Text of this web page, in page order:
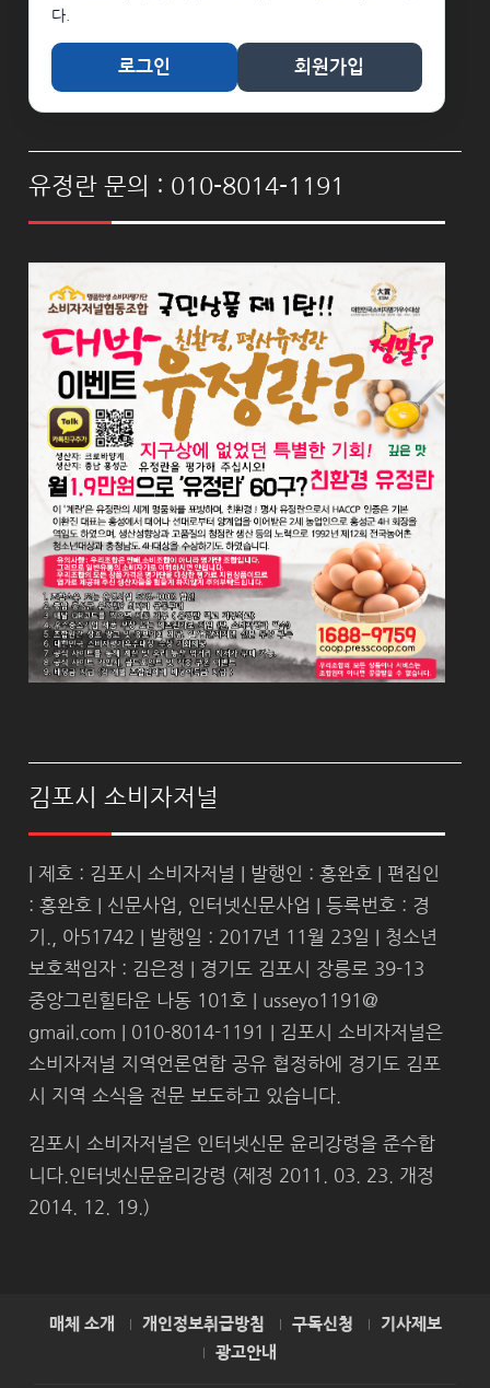
다.
로그인 회원가입
유정란 문의 : 010-8014-1191
김포시 소비자저널
| 제호 : 김포시 소비자저널 | 발행인 : 홍완호 | 편집인
: 홍완호 | 신문사업, 인터넷신문사업 | 등록번호 : 경
기., 아51742 | 발행일 : 2017년 11월 23일 | 청소년
보호책임자 : 김은정 | 경기도 김포시 장릉로 39-13
중앙그린힐타운 나동 101호 | usseyo1191@
gmail.com | 010-8014-1191 | 김포시 소비자저널은
소비자저널 지역언론연합 공유 협정하에 경기도 김포
시 지역 소식을 전문 보도하고 있습니다.
김포시 소비자저널은 인터넷신문 윤리강령을 준수합
니다.인터넷신문윤리강령 (제정 2011. 03. 23. 개정
2014. 12. 19.)
매체 소개 개인정보취급방침 구독신청
기사제보
광고안내